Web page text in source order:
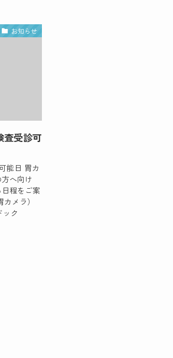
お知らせ
査受診可
能日 胃カ
へ向け
程をご案
メラ）
ック